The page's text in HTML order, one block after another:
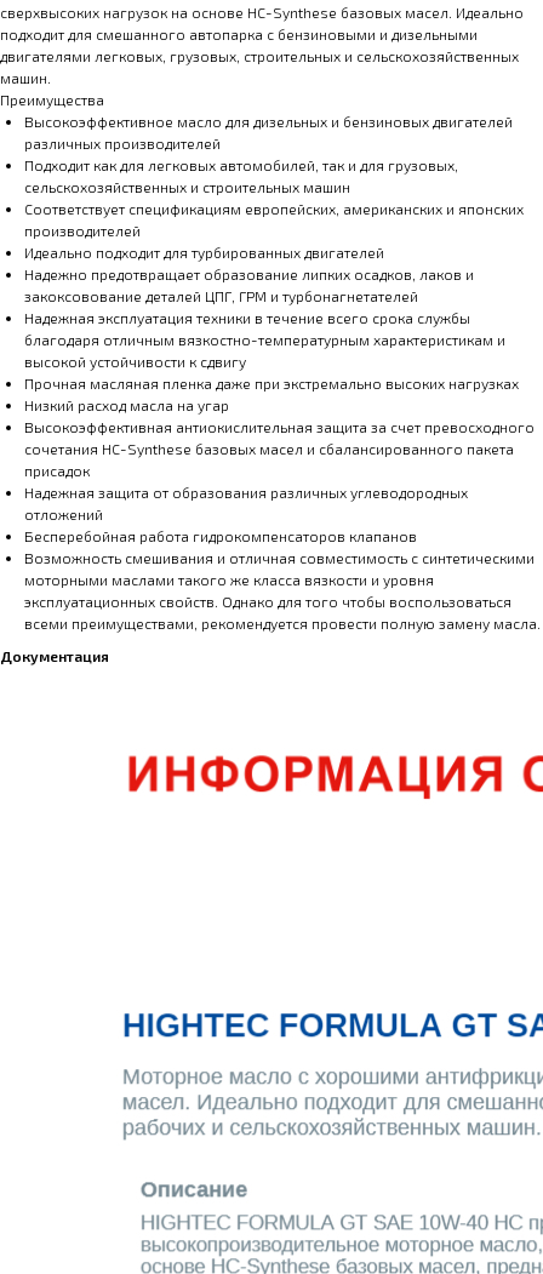
сверхвысоких нагрузок на основе HC-Synthese базовых масел. Идеально
подходит для смешанного автопарка с бензиновыми и дизельными
двигателями легковых, грузовых, строительных и сельскохозяйственных
машин.
Преимущества
Высокоэффективное масло для дизельных и бензиновых двигателей
различных производителей
Подходит как для легковых автомобилей, так и для грузовых,
сельскохозяйственных и строительных машин
Соответствует спецификациям европейских, американских и японских
производителей
Идеально подходит для турбированных двигателей
Надежно предотвращает образование липких осадков, лаков и
закоксовование деталей ЦПГ, ГРМ и турбонагнетателей
Надежная эксплуатация техники в течение всего срока службы
благодаря отличным вязкостно-температурным характеристикам и
высокой устойчивости к сдвигу
Прочная масляная пленка даже при экстремально высоких нагрузках
Низкий расход масла на угар
Высокоэффективная антиокислительная защита за счет превосходного
сочетания HC-Synthese базовых масел и сбалансированного пакета
присадок
Надежная защита от образования различных углеводородных
отложений
Бесперебойная работа гидрокомпенсаторов клапанов
Возможность смешивания и отличная совместимость с синтетическими
моторными маслами такого же класса вязкости и уровня
эксплуатационных свойств. Однако для того чтобы воспользоваться
всеми преимуществами, рекомендуется провести полную замену масла.
Документация